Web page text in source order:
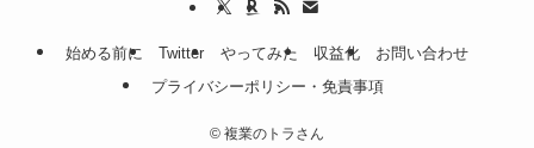
始める前に Twitter やってみた 収益化
お問い合わせ
プライバシーポリシー・免責事項
© 複業のトラさん